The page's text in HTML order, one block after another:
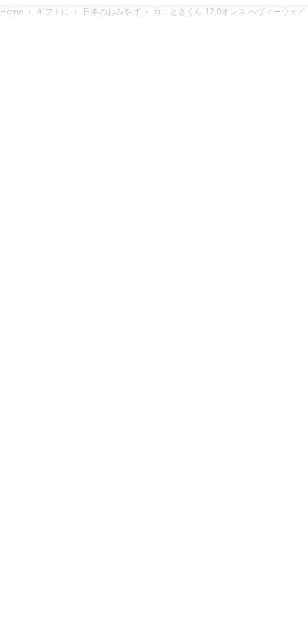
Home ギフトに 日本のおみやげ カニとさくら 12.0オンス ヘヴィーウェ